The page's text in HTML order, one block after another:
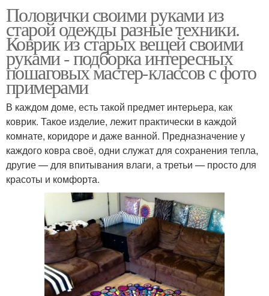
Половички своими руками из
старой одежды разные техники.
Коврик из старых вещей своими
руками - подборка интересных
пошаговых мастер-классов с фото
примерами
В каждом доме, есть такой предмет интерьера, как
коврик. Такое изделие, лежит практически в каждой
комнате, коридоре и даже ванной. Предназначение у
каждого ковра своё, одни служат для сохранения тепла,
другие — для впитывания влаги, а третьи — просто для
красоты и комфорта.